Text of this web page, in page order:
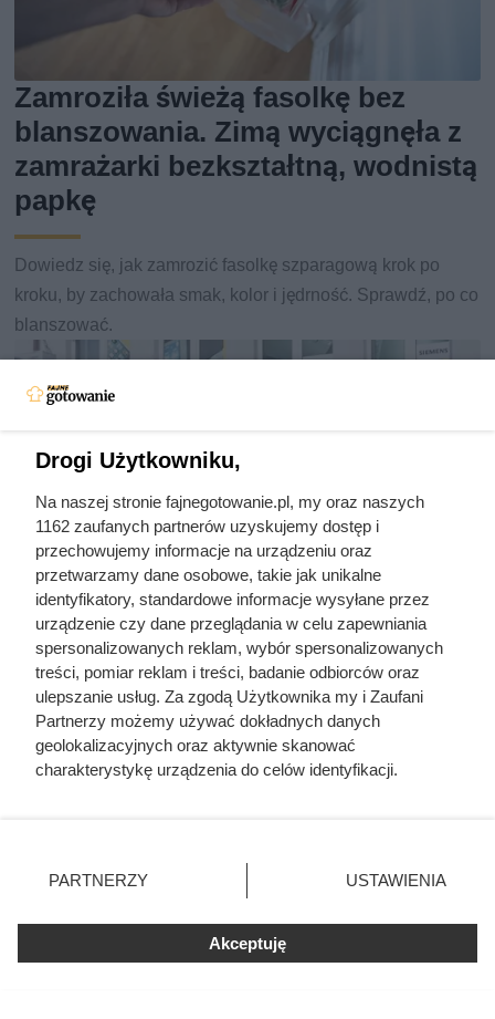
Zamroziła świeżą fasolkę bez
blanszowania. Zimą wyciągnęła z
zamrażarki bezkształtną, wodnistą
papkę
Dowiedz się, jak zamrozić fasolkę szparagową krok po
kroku, by zachowała smak, kolor i jędrność. Sprawdź, po co
blanszować.
Drugi produkt za 1 zł? W tej
promocji Biedronka szybko
wprowadziła ograniczenie do 4
W Biedronce przez cały tydzień trwa super promocja.
Druga sztuka kosztuje tylko 1 zł, a oprócz tego
zaoszczędzisz nawet do 90%.
Drogi Użytkowniku,
Na naszej stronie fajnegotowanie.pl, my oraz naszych
1162 zaufanych partnerów uzyskujemy dostęp i
przechowujemy informacje na urządzeniu oraz
przetwarzamy dane osobowe, takie jak unikalne
identyfikatory, standardowe informacje wysyłane przez
urządzenie czy dane przeglądania w celu zapewniania
spersonalizowanych reklam, wybór spersonalizowanych
treści, pomiar reklam i treści, badanie odbiorców oraz
ulepszanie usług. Za zgodą Użytkownika my i Zaufani
Partnerzy możemy używać dokładnych danych
geolokalizacyjnych oraz aktywnie skanować
charakterystykę urządzenia do celów identyfikacji.
zmienić/wycofać klikając przycisk ustawień prywatności
znajdujący się w lewym dolnym rogu strony
rodzaje przetwarzania danych nie wymagają zgody
użytkownika, ale masz prawo sprzeciwić się takiemu
przetwarzaniu. Preferencje będą miały zastosowania tylko
PARTNERZY USTAWIENIA
Akceptuję